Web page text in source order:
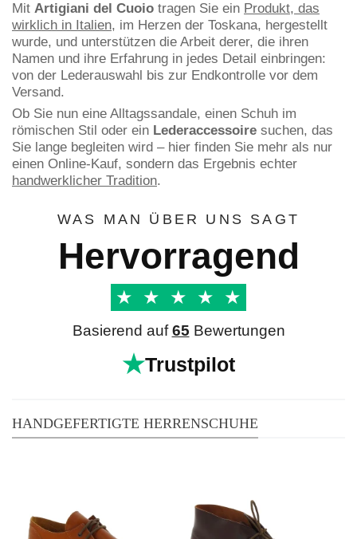
Mit Artigiani del Cuoio tragen Sie ein Produkt, das
wirklich in Italien, im Herzen der Toskana, hergestellt
wurde, und unterstützen die Arbeit derer, die ihren
Namen und ihre Erfahrung in jedes Detail einbringen:
von der Lederauswahl bis zur Endkontrolle vor dem
Versand.
Ob Sie nun eine Alltagssandale, einen Schuh im
römischen Stil oder ein Lederaccessoire suchen, das
Sie lange begleiten wird – hier finden Sie mehr als nur
einen Online-Kauf, sondern das Ergebnis echter
handwerklicher Tradition.
WAS MAN ÜBER UNS SAGT
Hervorragend
★ ★ ★ ★ ★
Basierend auf65 Bewertungen
★Trustpilot
HANDGEFERTIGTE HERRENSCHUHE